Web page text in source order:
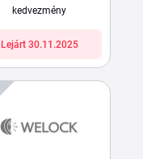
kedvezmény
Lejárt 30.11.2025